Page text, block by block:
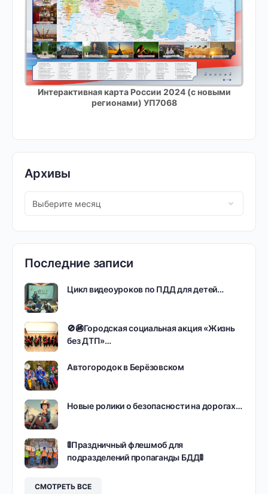
Интерактивная карта России 2024 (с новыми
регионами) УП7068
Архивы
Последние записи
Цикл видеоуроков по ПДД для детей…
🚫🚳Городская социальная акция «Жизнь
без ДТП»…
Автогородок в Берёзовском
Новые ролики о безопасности на дорогах…
🚦Праздничный флешмоб для
подразделений пропаганды БДД🚦
СМОТРЕТЬ ВСЕ